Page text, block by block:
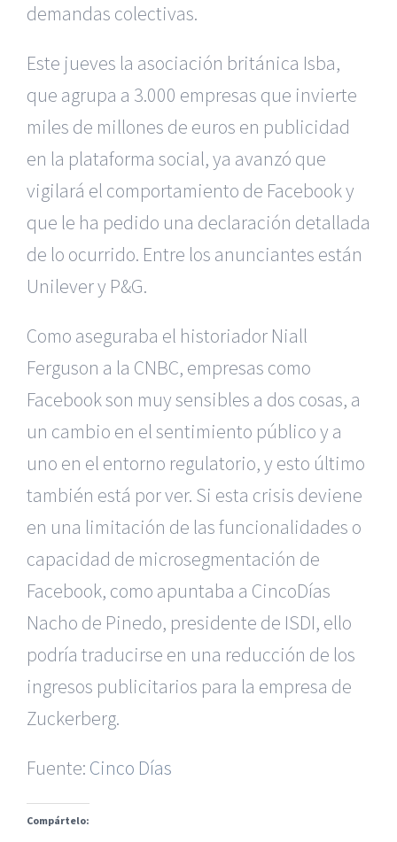
demandas colectivas.
Este jueves la asociación británica Isba,
que agrupa a 3.000 empresas que invierte
miles de millones de euros en publicidad
en la plataforma social, ya avanzó que
vigilará el comportamiento de Facebook y
que le ha pedido una declaración detallada
de lo ocurrido. Entre los anunciantes están
Unilever y P&G.
Como aseguraba el historiador Niall
Ferguson a la CNBC, empresas como
Facebook son muy sensibles a dos cosas, a
un cambio en el sentimiento público y a
uno en el entorno regulatorio, y esto último
también está por ver. Si esta crisis deviene
en una limitación de las funcionalidades o
capacidad de microsegmentación de
Facebook, como apuntaba a CincoDías
Nacho de Pinedo, presidente de ISDI, ello
podría traducirse en una reducción de los
ingresos publicitarios para la empresa de
Zuckerberg.
Fuente: Cinco Días
Compártelo:
|Reclamación de Accidentes en Alicante|Reclamación
de Accidentes en Madrid| BGD Abogados Madrid|GM
|Formación para Abogados
|Hacer Contrato De